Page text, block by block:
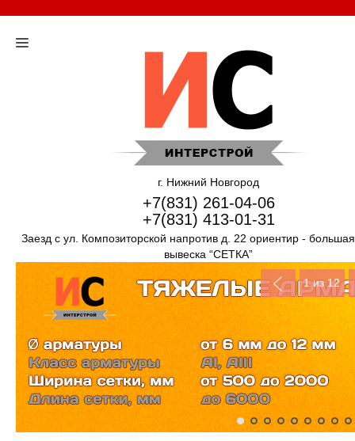
г. Нижний Новгород
+7(831) 261-04-06
+7(831) 413-01-31
Заезд с ул. Композиторской напротив д. 22 ориентир -
вывеска “СЕТКА”
1из 12